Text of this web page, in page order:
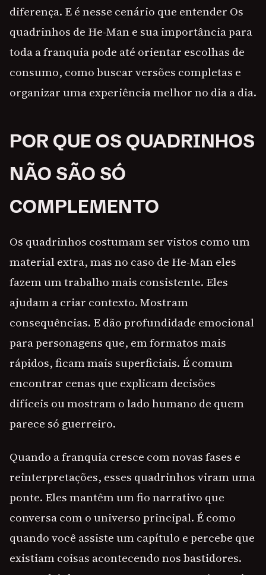
diferença. E é nesse cenário que entender Os
quadrinhos de He-Man e sua importância para
toda a franquia pode até orientar escolhas de
consumo, como buscar versões completas e
organizar uma experiência melhor no dia a dia.
POR QUE OS QUADRINHOS
NÃO SÃO SÓ
COMPLEMENTO
Os quadrinhos costumam ser vistos como um
material extra, mas no caso de He-Man eles
fazem um trabalho mais consistente. Eles
ajudam a criar contexto. Mostram
consequências. E dão profundidade emocional
para personagens que, em formatos mais
rápidos, ficam mais superficiais. É comum
encontrar cenas que explicam decisões
difíceis ou mostram o lado humano de quem
parece só guerreiro.
Quando a franquia cresce com novas fases e
reinterpretações, esses quadrinhos viram uma
ponte. Eles mantêm um fio narrativo que
conversa com o universo principal. É como
quando você assiste um capítulo e percebe que
existiam coisas acontecendo nos bastidores.